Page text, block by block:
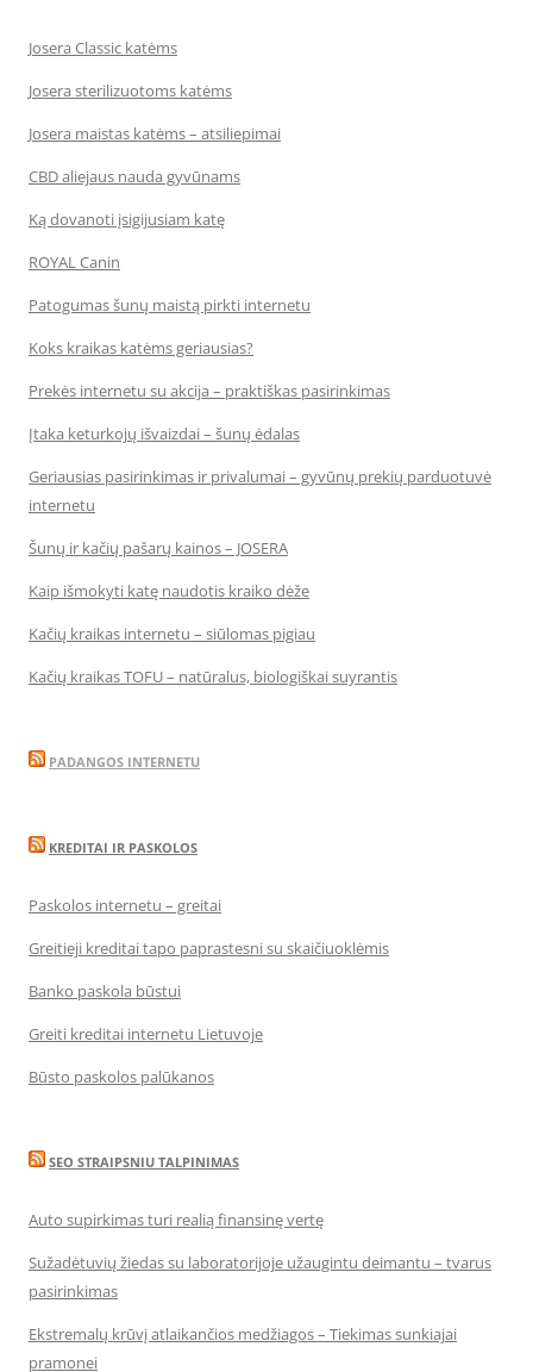
Josera Classic katėms
Josera sterilizuotoms katėms
Josera maistas katėms – atsiliepimai
CBD aliejaus nauda gyvūnams
Ką dovanoti įsigijusiam katę
ROYAL Canin
Patogumas šunų maistą pirkti internetu
Koks kraikas katėms geriausias?
Prekės internetu su akcija – praktiškas pasirinkimas
Įtaka keturkojų išvaizdai – šunų ėdalas
Geriausias pasirinkimas ir privalumai – gyvūnų prekių parduotuvė
internetu
Šunų ir kačių pašarų kainos – JOSERA
Kaip išmokyti katę naudotis kraiko dėže
Kačių kraikas internetu – siūlomas pigiau
Kačių kraikas TOFU – natūralus, biologiškai suyrantis
PADANGOS INTERNETU
KREDITAI IR PASKOLOS
Paskolos internetu – greitai
Greitieji kreditai tapo paprastesni su skaičiuoklėmis
Banko paskola būstui
Greiti kreditai internetu Lietuvoje
Būsto paskolos palūkanos
SEO STRAIPSNIU TALPINIMAS
Auto supirkimas turi realią finansinę vertę
Sužadėtuvių žiedas su laboratorijoje užaugintu deimantu – tvarus
pasirinkimas
Ekstremalų krūvį atlaikančios medžiagos – Tiekimas sunkiajai
pramonei